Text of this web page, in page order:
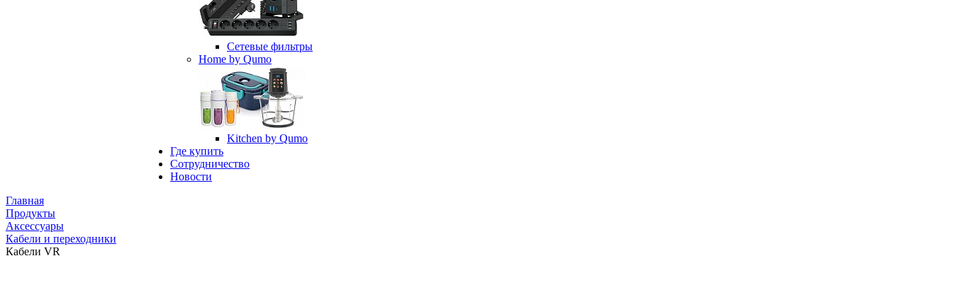
Сетевые фильтры
Home by Qumo
Kitchen by Qumo
Где купить
Сотрудничество
Новости
Главная
Продукты
Аксессуары
Кабели и переходники
Кабели VR